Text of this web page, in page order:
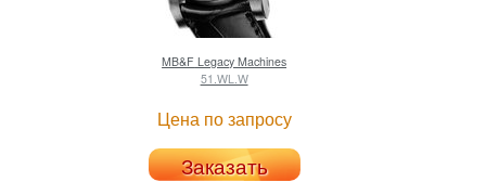
MB&F Legacy Machines
51.WL.W
Цена по запросу
Заказать